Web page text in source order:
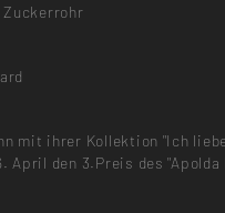
mit ihrer Kollektion "Ich
April den 3.Preis des "Apolda